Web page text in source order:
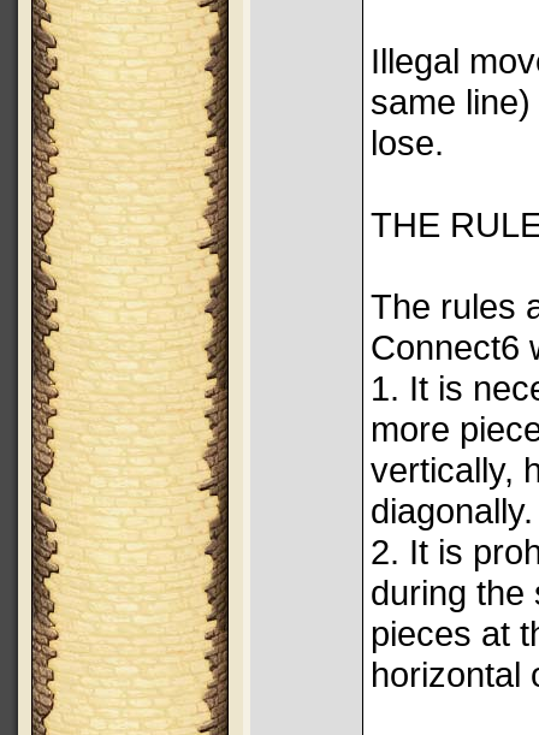
Illegal
same
lose.
THE
The rules
Connect6
1. It is
more
vertically,
diagonally.
2. It is
during the
pieces at
horizontal